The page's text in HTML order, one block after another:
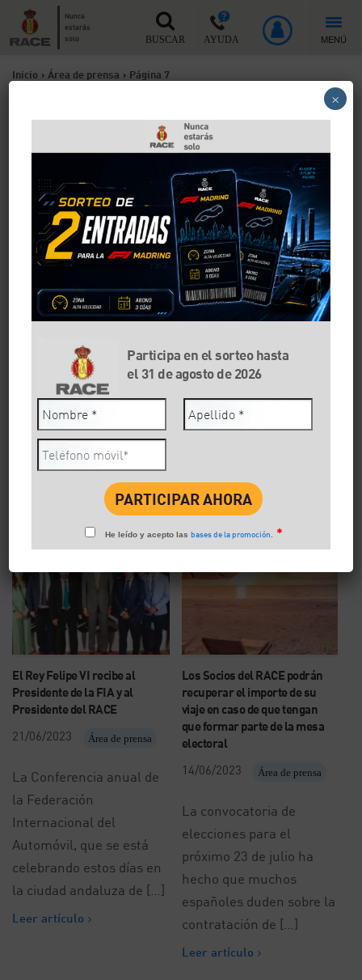
Nunca
estarás
solo
BUSCAR AYUDA MENÚ
Inicio > Área de prensa > Página 7
Los cortometrajes premiados dan visibilidad a
la necesidad del uso del casco, la inclusión
consumo de alcohol durante la conducción
22/06/2023 Área de prensa
Este certamen, impulsado por el RACE, la Fundación
RACE y Goodyear, cuenta con el apoyo del Ministerio
de Educación y […]
El Rey Felipe VI recibe al
Presidente de la FIA y al
Presidente del RACE
21/06/2023
Área de prensa
La Conferencia anual de
la Federación
Internacional del
Automóvil, que se está
celebrando estos días en
la ciudad andaluza de […]
Leer artículo
Los Socios del RACE podrán
recuperar el importe de su
viaje en caso de que tengan
que formar parte de la mesa
electoral
14/06/2023
Área de prensa
La convocatoria de
elecciones para el
próximo 23 de julio ha
hecho que muchos
españoles duden sobre la
contratación de […]
Leer artículo
Participa en el sorteo hasta
el 31 de agosto de 2026
He leído y acepto las bases de la promoción. *
×